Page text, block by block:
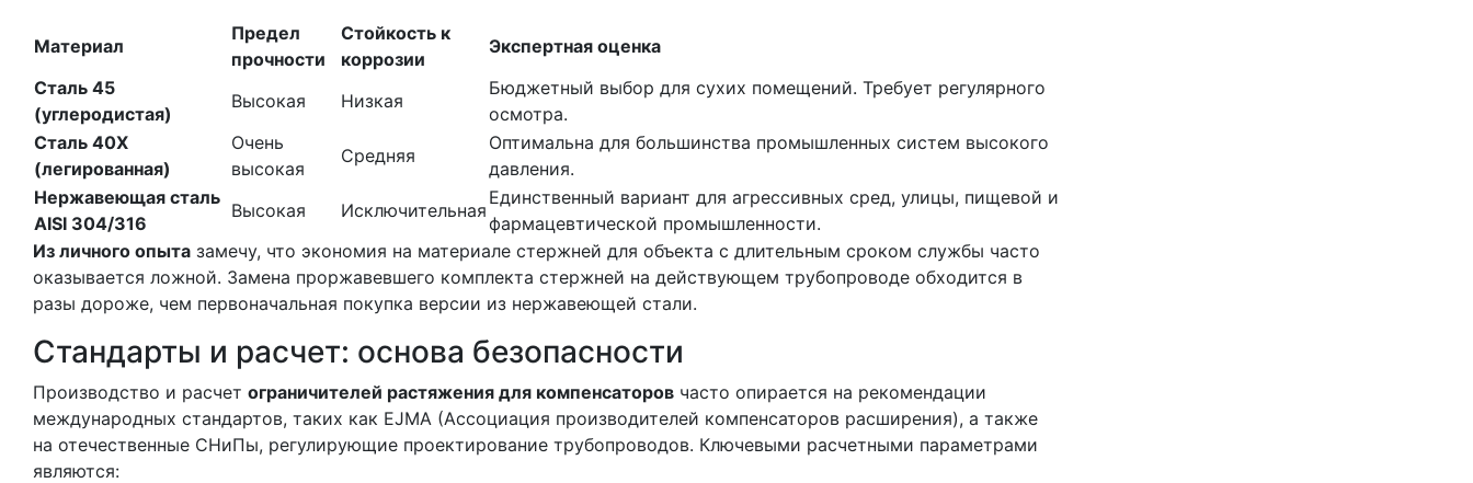
Материал
Предел
прочности
Стойкость к
коррозии
Экспертная оценка
Сталь 45
(углеродистая)
Высокая Низкая
Бюджетный выбор для сухих помещений. Требует регулярного
осмотра.
Сталь 40Х
(легированная)
Очень
высокая
Средняя
Оптимальна для большинства промышленных систем высокого
давления.
Нержавеющая сталь
AISI 304/316
Высокая Исключительная
Единственный вариант для агрессивных сред, улицы, пищевой и
фармацевтической промышленности.
Из личного опыта замечу, что экономия на материале стержней для объекта с длительным сроком службы часто
оказывается ложной. Замена проржавевшего комплекта стержней на действующем трубопроводе обходится в
разы дороже, чем первоначальная покупка версии из нержавеющей стали.
Стандарты и расчет: основа безопасности
Производство и расчет ограничителей растяжения для компенсаторов часто опирается на рекомендации
международных стандартов, таких как EJMA (Ассоциация производителей компенсаторов расширения), а также
на отечественные СНиПы, регулирующие проектирование трубопроводов. Ключевыми расчетными параметрами
являются: